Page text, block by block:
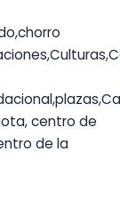
centro de
de la